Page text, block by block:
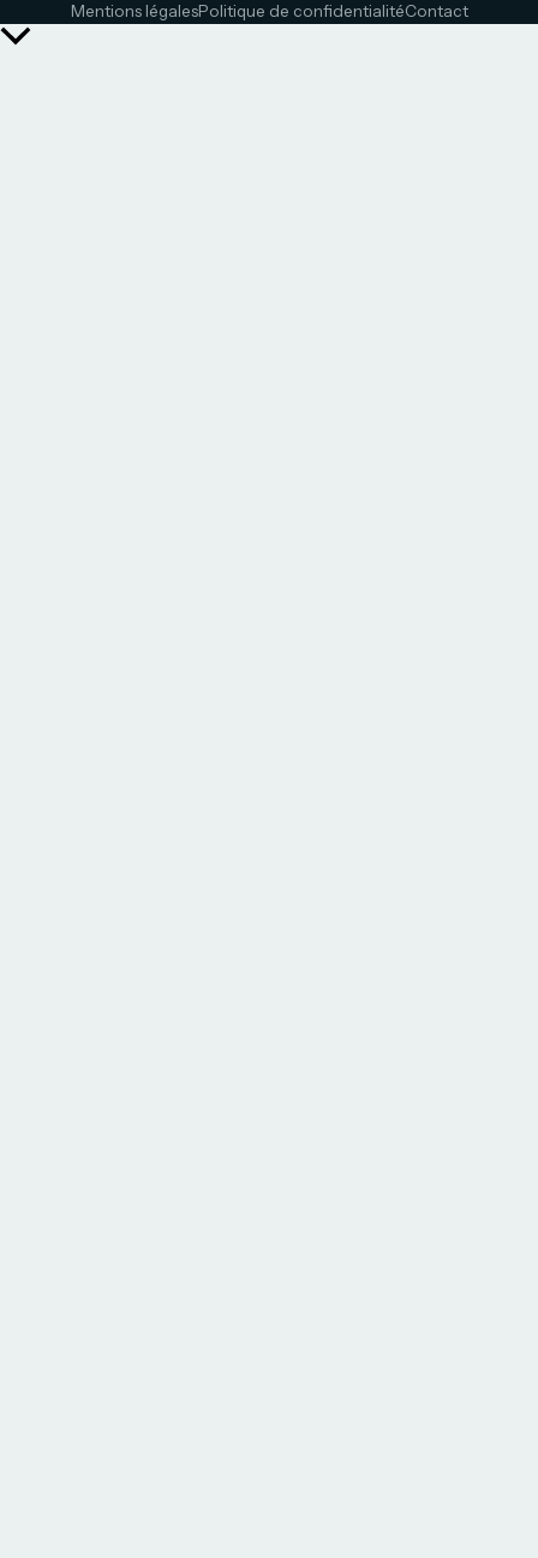
Mentions légalesPolitique de confidentialitéContact